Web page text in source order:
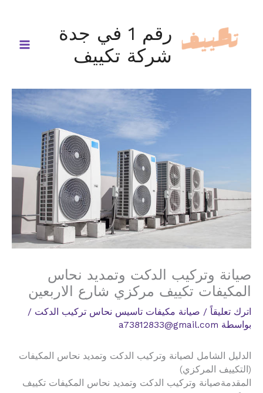
المحتوى
رقم 1 في جدة
شركة تكييف
صيانة وتركيب الدكت وتمديد نحاس
المكيفات تكييف مركزي شارع الاربعين
اترك تعليقاً / صيانة مكيفات تاسيس نحاس تركيب الدكت /
بواسطة a73812833@gmail.com
الدليل الشامل لصيانة وتركيب الدكت وتمديد نحاس المكيفات
(التكييف المركزي)
المقدمةصيانة وتركيب الدكت وتمديد نحاس المكيفات تكييف